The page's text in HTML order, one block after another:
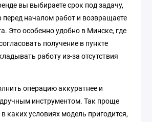
вы выбираете срок под задачу,
перед началом работ и возвращаете
Это особенно удобно в Минске, где
получение в пункте
работу из-за отсутствия
операцию аккуратнее и
инструментом. Так проще
каких условиях модель пригодится,